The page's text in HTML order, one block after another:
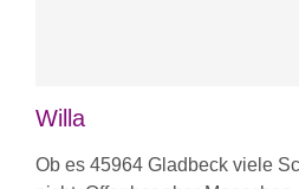
Willa
Ob es 45964 Gladbeck viele